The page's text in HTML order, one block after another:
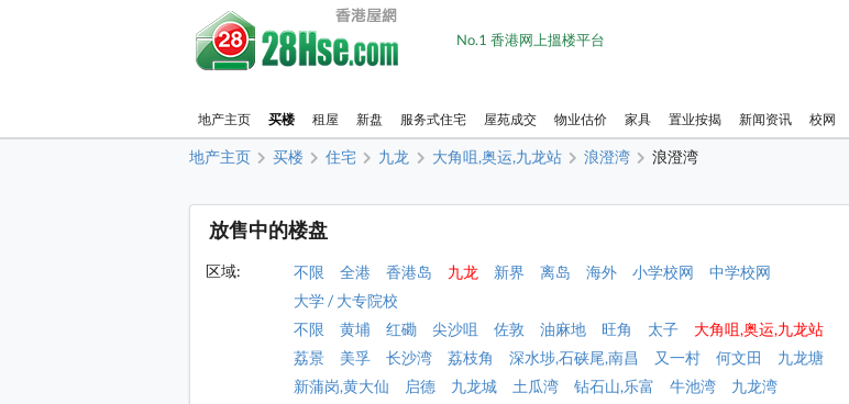
No.1 香港网上搵楼平台
地产主页 买楼 租屋 新盘 服务式住宅 屋苑成交 物业估价 家具 置业按揭 新闻资讯 校网
地产主页 买楼 住宅 九龙 大角咀,奥运,九龙站 浪澄湾 浪澄湾
放售中的楼盘
区域: 不限 全港 香港岛 九龙 新界 离岛 海外 小学校网
中学校网
大学 / 大专院校
不限
黄埔 红磡 尖沙咀 佐敦 油麻地 旺角 太子
大角咀,奥运,九龙站
荔景
美孚 长沙湾 荔枝角 深水埗,石硖尾,南昌 又一村 何文田
九龙塘
新蒲岗,黄大仙
启德 九龙城 土瓜湾 钻石山,乐富 牛池湾
九龙湾